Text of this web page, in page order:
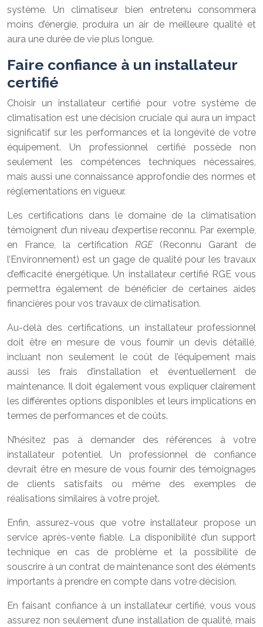
système. Un climatiseur bien entretenu consommera
moins d’énergie, produira un air de meilleure qualité et
aura une durée de vie plus longue.
Faire confiance à un installateur
certifié
Choisir un installateur certifié pour votre système de
climatisation est une décision cruciale qui aura un impact
significatif sur les performances et la longévité de votre
équipement. Un professionnel certifié possède non
seulement les compétences techniques nécessaires,
mais aussi une connaissance approfondie des normes et
réglementations en vigueur.
Les certifications dans le domaine de la climatisation
témoignent d’un niveau d’expertise reconnu. Par exemple,
en France, la certification RGE (Reconnu Garant de
l’Environnement) est un gage de qualité pour les travaux
d’efficacité énergétique. Un installateur certifié RGE vous
permettra également de bénéficier de certaines aides
financières pour vos travaux de climatisation.
Au-delà des certifications, un installateur professionnel
doit être en mesure de vous fournir un devis détaillé,
incluant non seulement le coût de l’équipement mais
aussi les frais d’installation et éventuellement de
maintenance. Il doit également vous expliquer clairement
les différentes options disponibles et leurs implications en
termes de performances et de coûts.
N’hésitez pas à demander des références à votre
installateur potentiel. Un professionnel de confiance
devrait être en mesure de vous fournir des témoignages
de clients satisfaits ou même des exemples de
réalisations similaires à votre projet.
Enfin, assurez-vous que votre installateur propose un
service après-vente fiable. La disponibilité d’un support
technique en cas de problème et la possibilité de
souscrire à un contrat de maintenance sont des éléments
importants à prendre en compte dans votre décision.
En faisant confiance à un installateur certifié, vous vous
assurez non seulement d’une installation de qualité, mais